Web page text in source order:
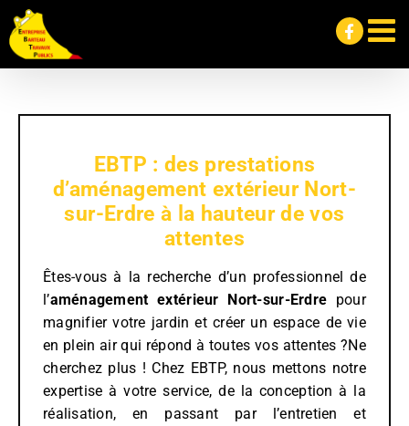
Passer
au
contenu
EBTP : des prestations
d’aménagement extérieur Nort-
sur-Erdre à la hauteur de vos
attentes
Êtes-vous à la recherche d’un professionnel de
l’aménagement extérieur Nort-sur-Erdre pour
magnifier votre jardin et créer un espace de vie
en plein air qui répond à toutes vos attentes ?Ne
cherchez plus ! Chez EBTP, nous mettons notre
expertise à votre service, de la conception à la
réalisation, en passant par l’entretien et